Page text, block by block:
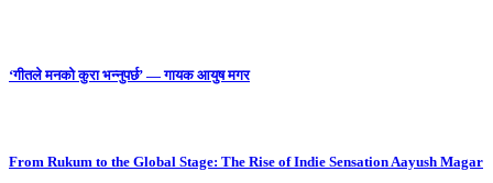
‘गीतले मनको कुरा भन्नुपर्छ’ — गायक आयुष मगर
From Rukum to the Global Stage: The Rise of Indie Sensation Aayush Magar